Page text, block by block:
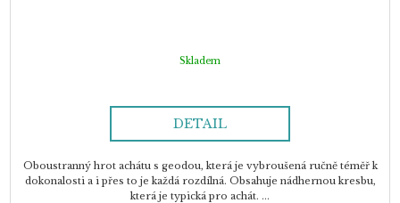
Skladem
DETAIL
Oboustranný hrot achátu s geodou, která je vybroušená ručně téměř k
dokonalosti a i přes to je každá rozdílná. Obsahuje nádhernou kresbu,
která je typická pro achát. ...